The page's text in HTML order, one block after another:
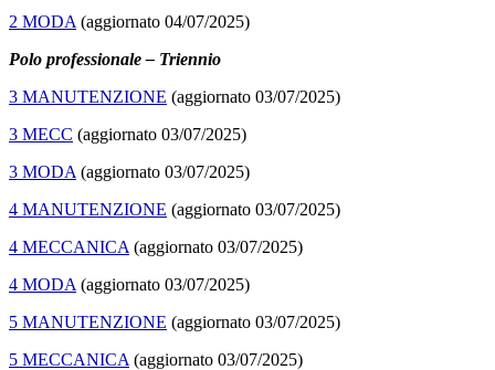
2 MODA (aggiornato 04/07/2025)
Polo professionale – Triennio
3 MANUTENZIONE (aggiornato 03/07/2025)
3 MECC (aggiornato 03/07/2025)
3 MODA (aggiornato 03/07/2025)
4 MANUTENZIONE (aggiornato 03/07/2025)
4 MECCANICA (aggiornato 03/07/2025)
4 MODA (aggiornato 03/07/2025)
5 MANUTENZIONE (aggiornato 03/07/2025)
5 MECCANICA (aggiornato 03/07/2025)